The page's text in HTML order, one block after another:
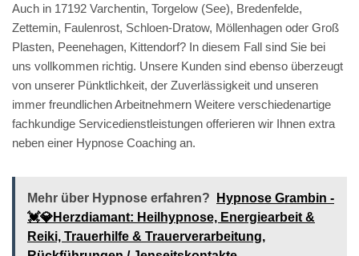
Auch in 17192 Varchentin, Torgelow (See), Bredenfelde,
Zettemin, Faulenrost, Schloen-Dratow, Möllenhagen oder Groß
Plasten, Peenehagen, Kittendorf? In diesem Fall sind Sie bei
uns vollkommen richtig. Unsere Kunden sind ebenso überzeugt
von unserer Pünktlichkeit, der Zuverlässigkeit und unseren
immer freundlichen Arbeitnehmern Weitere verschiedenartige
fachkundige Servicedienstleistungen offerieren wir Ihnen extra
neben einer Hypnose Coaching an.
Mehr über Hypnose erfahren?
Hypnose Grambin -
💓️💎Herzdiamant: Heilhypnose, Energiearbeit &
Reiki, Trauerhilfe & Trauerverarbeitung,